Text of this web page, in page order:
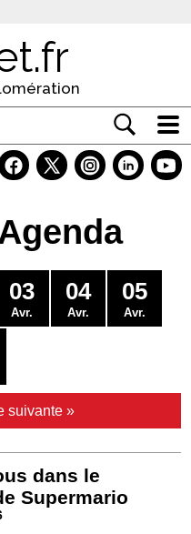
03
Avr.
04
Avr.
05
Avr.
suivante »
dans le
Supermario